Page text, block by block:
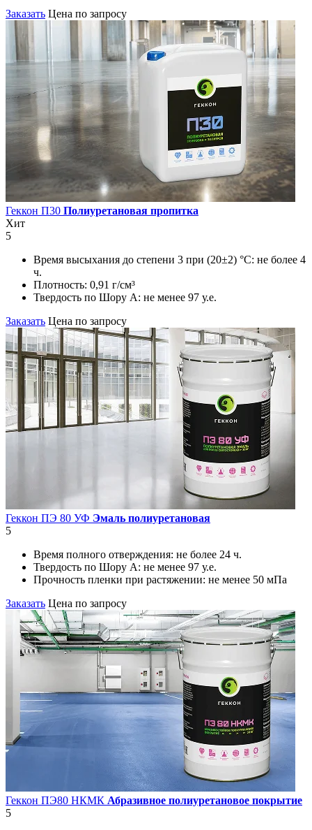
Заказать Цена по запросу
Геккон П30 Полиуретановая пропитка
Хит
5
Время высыхания до степени 3 при (20±2) °С: не более 4
ч.
Плотность: 0,91 г/см³
Твердость по Шору А: не менее 97 у.е.
Заказать Цена по запросу
Геккон ПЭ 80 УФ Эмаль полиуретановая
5
Время полного отверждения: не более 24 ч.
Твердость по Шору А: не менее 97 у.е.
Прочность пленки при растяжении: не менее 50 мПа
Заказать Цена по запросу
Геккон ПЭ80 НКМК Абразивное полиуретановое покрытие
5